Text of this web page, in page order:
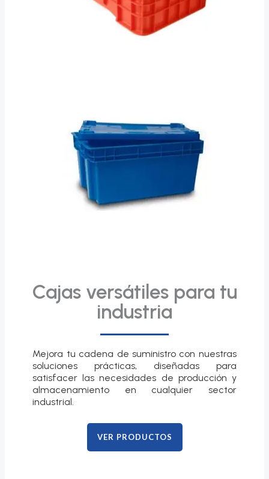
Cajas versátiles para tu
industria
Mejora tu cadena de suministro con nuestras
soluciones prácticas, diseñadas para
satisfacer las necesidades de producción y
almacenamiento en cualquier sector
industrial.
VER PRODUCTOS